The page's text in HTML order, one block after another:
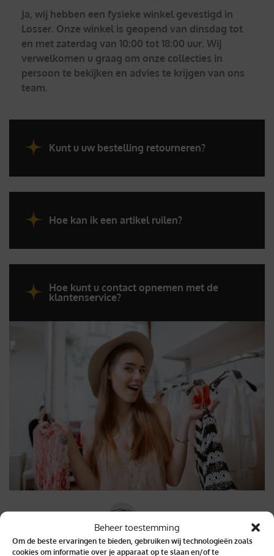
Beheer toestemming
Om de beste ervaringen te bieden, gebruiken wij technologieën zoals
cookies om informatie over je apparaat op te slaan en/of te
Ja, wij hebben een fysieke winkel gevestigd in
Losser. Onze winkel is geopend van dinsdag tot
en met zaterdag van 10:00 tot 18:00 uur. Wij
verwelkomen u graag om onze collecties in
persoon te bekijken en advies te krijgen van ons
team.
Kunt u uw bestelling retourneren?
Hoe kan ik een artikel ruilen?
Hoe kunt u contact opnemen met de
klantenservice?